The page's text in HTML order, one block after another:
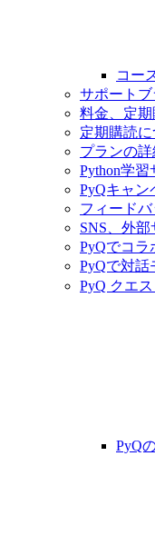
コー
サポート
料金、定
定期購読に
プランの詳
Python学
PyQキャン
フィード
SNS、外
PyQでコラ
PyQで対話
PyQ クエ
PyQ